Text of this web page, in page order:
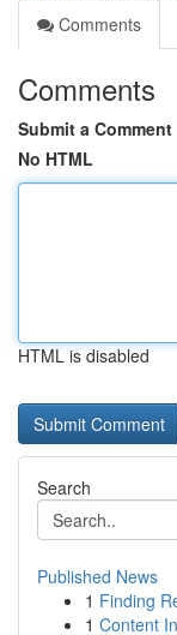
Comments
Comments
Submit a Comment
No HTML
HTML is disabled
Search
Published News
1 Finding
1 Content